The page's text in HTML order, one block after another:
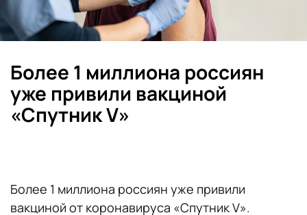
Более 1 миллиона россиян
уже привили вакциной
«Спутник V»
Более 1 миллиона россиян уже привили
вакциной от коронавируса «Спутник V».